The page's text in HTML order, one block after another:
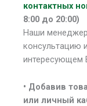
контактных
8:00 до 20:00)
Наши
консультацию
интересующем
• Добавив
или личный